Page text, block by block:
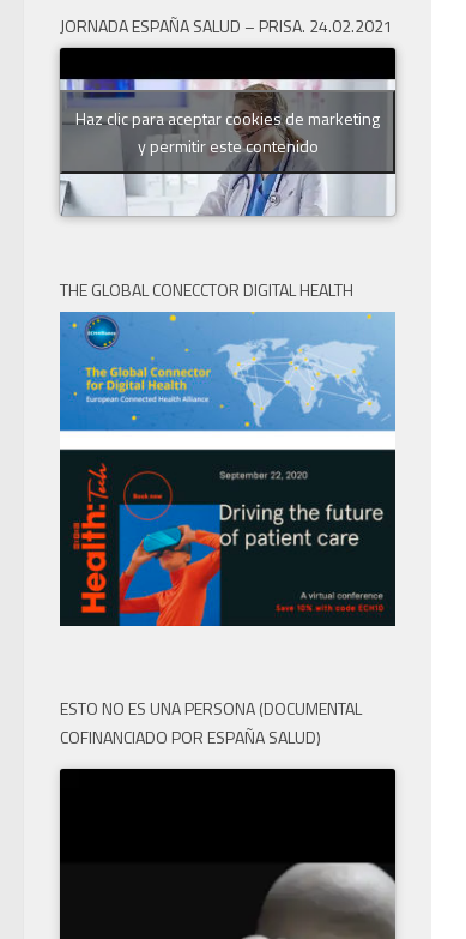
JORNADA ESPAÑA SALUD – PRISA. 24.02.2021
Haz clic para aceptar cookies de marketing
y permitir este contenido
THE GLOBAL CONECCTOR DIGITAL HEALTH
ESTO NO ES UNA PERSONA (DOCUMENTAL
COFINANCIADO POR ESPAÑA SALUD)